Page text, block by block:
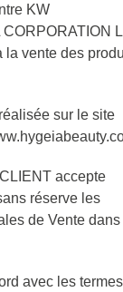
KW
CORPORATION
la vente des
sur le site
accepte
réserve les
de Vente
avec les